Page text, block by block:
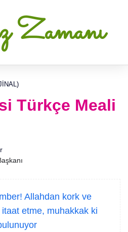
Zamanı
Türkçe Meali
Allahdan kork ve
etme, muhakkak ki